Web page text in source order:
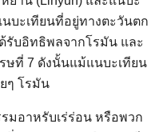
บะเทียนที่อยู่ทางตะวันตก
รับอิทธิพลจากโรมัน และ
ษที่ 7 ดังนั้นแม้แนบะเทียน
ๆ โรมัน
มอาหรับเร่ร่อน หรือพวก